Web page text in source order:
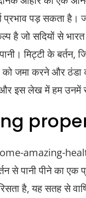
प्रभाव पड़ सकता
है जो सदियों से
मिट्टी के बर्तन,
को जमा करने और
और इस लेख में हम
amazing-
से पानी पीने का एक
है, यह सतह से